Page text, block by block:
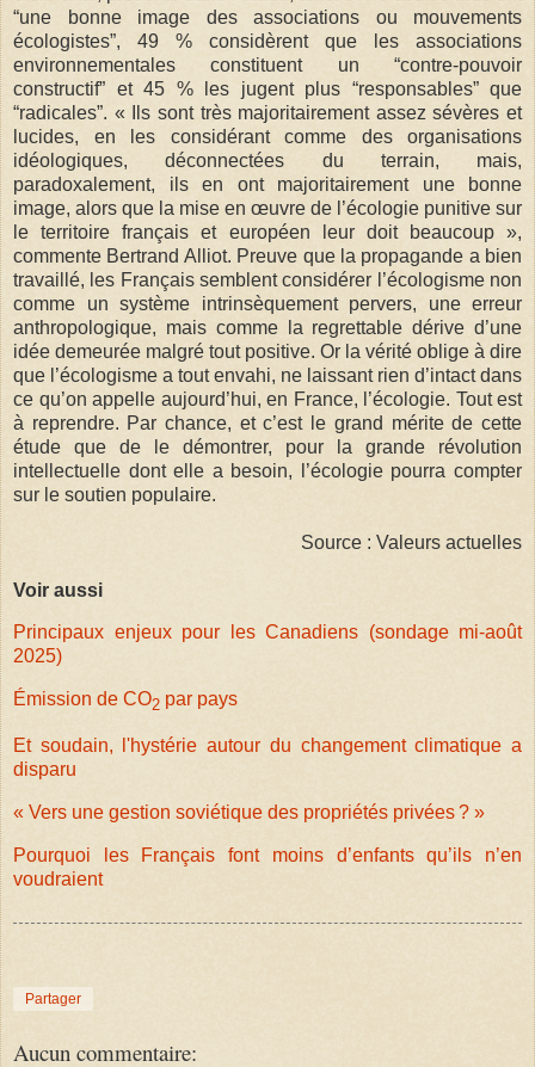
“une bonne image des associations ou mouvements
écologistes”, 49 % considèrent que les associations
environnementales constituent un “contre-pouvoir
constructif” et 45 % les jugent plus “responsables” que
“radicales”. « Ils sont très majoritairement assez sévères et
lucides, en les considérant comme des organisations
idéologiques, déconnectées du terrain, mais,
paradoxalement, ils en ont majoritairement une bonne
image, alors que la mise en œuvre de l’écologie punitive sur
le territoire français et européen leur doit beaucoup »,
commente Bertrand Alliot. Preuve que la propagande a bien
travaillé, les Français semblent considérer l’écologisme non
comme un système intrinsèquement pervers, une erreur
anthropologique, mais comme la regrettable dérive d’une
idée demeurée malgré tout positive. Or la vérité oblige à dire
que l’écologisme a tout envahi, ne laissant rien d’intact dans
ce qu’on appelle aujourd’hui, en France, l’écologie. Tout est
à reprendre. Par chance, et c’est le grand mérite de cette
étude que de le démontrer, pour la grande révolution
intellectuelle dont elle a besoin, l’écologie pourra compter
sur le soutien populaire.
Source : Valeurs actuelles
Voir aussi
Principaux enjeux pour les Canadiens (sondage mi-août
2025)
Émission de CO2 par pays
Et soudain, l'hystérie autour du changement climatique a
disparu
« Vers une gestion soviétique des propriétés privées ? »
Pourquoi les Français font moins d’enfants qu’ils n’en
voudraient
Partager
Aucun commentaire: